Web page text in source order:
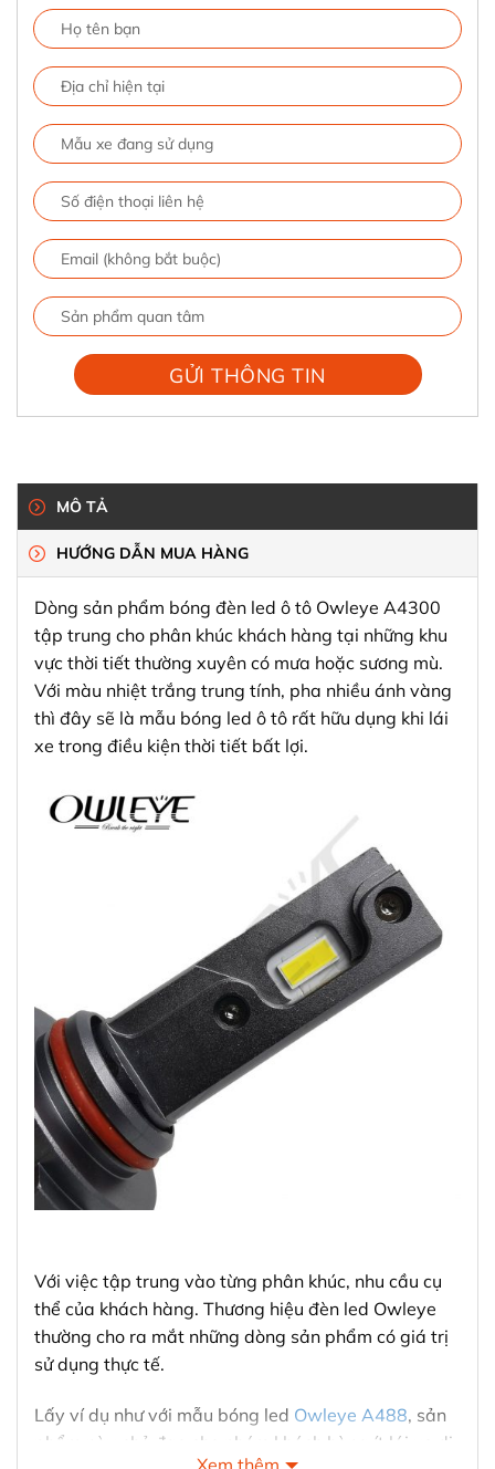
MÔ TẢ
HƯỚNG DẪN MUA HÀNG
Dòng sản phẩm bóng đèn led ô tô Owleye A4300
tập trung cho phân khúc khách hàng tại những khu
vực thời tiết thường xuyên có mưa hoặc sương mù.
Với màu nhiệt trắng trung tính, pha nhiều ánh vàng
thì đây sẽ là mẫu bóng led ô tô rất hữu dụng khi lái
xe trong điều kiện thời tiết bất lợi.
Với việc tập trung vào từng phân khúc, nhu cầu cụ
thể của khách hàng. Thương hiệu đèn led Owleye
thường cho ra mắt những dòng sản phẩm có giá trị
sử dụng thực tế.
Lấy ví dụ như với mẫu bóng led Owleye A488, sản
phẩm này chủ đạo cho nhóm khách hàng ít lái xe di
Xem thêm